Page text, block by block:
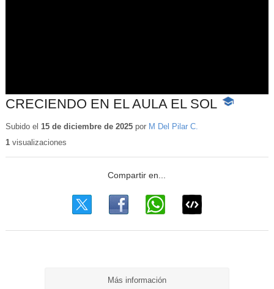
CRECIENDO EN EL AULA EL SOL -
Subido el 15 de diciembre de 2025por M Del Pilar C.
1visualizaciones
Más información